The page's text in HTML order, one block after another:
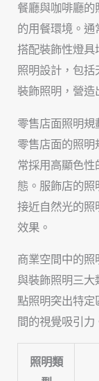
餐廳與咖啡廳
的用餐環境。
搭配裝飾性燈具
照明設計，包
裝飾照明，營造
零售店面照明規
零售店面的照
常採用高顯色
態。服飾店的
接近自然光的照
效果。
商業空間中的
與裝飾照明三大
點照明突出特
間的視覺吸引力
照明類